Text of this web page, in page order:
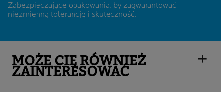
Zabezpieczające opakowania, by zagwarantować
niezmienną tolerancję i skuteczność.
MOŻE CIĘ RÓWNIEŻ
ZAINTERESOWAĆ